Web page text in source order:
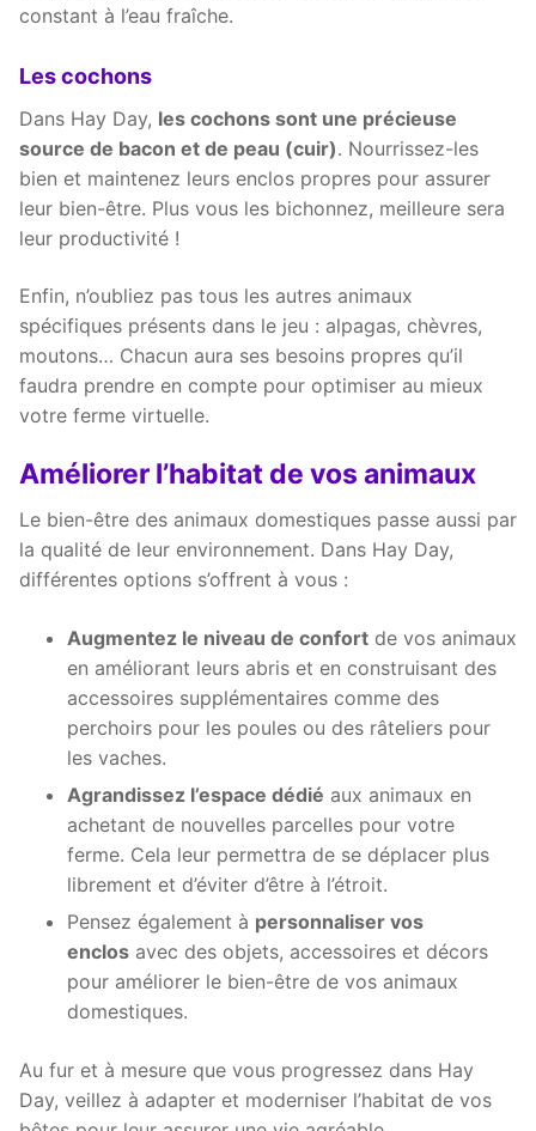
constant à l’eau fraîche.
Les cochons
Dans Hay Day, les cochons sont une précieuse
source de bacon et de peau (cuir). Nourrissez-les
bien et maintenez leurs enclos propres pour assurer
leur bien-être. Plus vous les bichonnez, meilleure sera
leur productivité !
Enfin, n’oubliez pas tous les autres animaux
spécifiques présents dans le jeu : alpagas, chèvres,
moutons… Chacun aura ses besoins propres qu’il
faudra prendre en compte pour optimiser au mieux
votre ferme virtuelle.
Améliorer l’habitat de vos animaux
Le bien-être des animaux domestiques passe aussi par
la qualité de leur environnement. Dans Hay Day,
différentes options s’offrent à vous :
Augmentez le niveau de confort de vos animaux
en améliorant leurs abris et en construisant des
accessoires supplémentaires comme des
perchoirs pour les poules ou des râteliers pour
les vaches.
Agrandissez l’espace dédié aux animaux en
achetant de nouvelles parcelles pour votre
ferme. Cela leur permettra de se déplacer plus
librement et d’éviter d’être à l’étroit.
Pensez également à personnaliser vos
enclos avec des objets, accessoires et décors
pour améliorer le bien-être de vos animaux
domestiques.
Au fur et à mesure que vous progressez dans Hay
Day, veillez à adapter et moderniser l’habitat de vos